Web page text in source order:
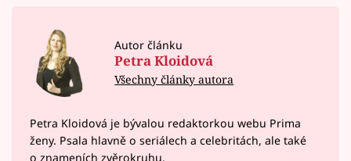
Autor článku
Petra Kloidová
Všechny články autora
Petra Kloidová je bývalou redaktorkou webu Prima
ženy. Psala hlavně o seriálech a celebritách, ale také
o znameních zvěrokruhu.